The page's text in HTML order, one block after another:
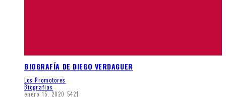
BIOGRAFÍA DE DIEGO VERDAGUER
Los Promotores
Biografias
enero 15, 2020 5421